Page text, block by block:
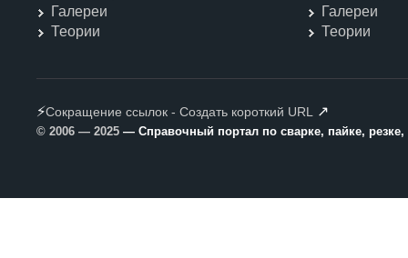
Галереи
Теории
Галереи
Теории
⚡Сокращение ссылок - Создать короткий URL ↗
© 2006 — 2025 — Справочный портал по сварке, пайке,